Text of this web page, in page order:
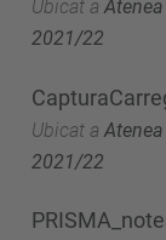
Ubicat a Atenea
2021/22
Ubicat a Atenea
2021/22